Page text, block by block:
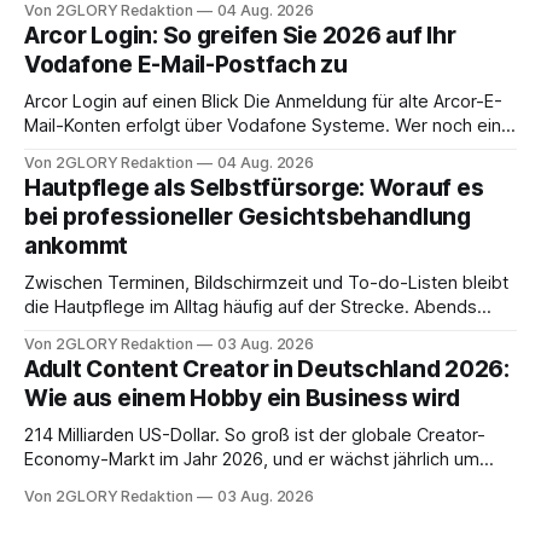
abwesenheiten und die gesamte kommunikation rund um
Ihr personal digital zu organisieren. In diesem Leitfaden
erfahren Sie alles, was Sie für einen reibungslosen Einstieg
brauchen, von der Registrierung
Von 2GLORY Redaktion 04 Aug. 2026
Arcor Login: So greifen Sie 2026 auf Ihr
Vodafone E-Mail-Postfach zu
Arcor Login auf einen Blick Die Anmeldung für alte Arcor-E-
Mail-Konten erfolgt über Vodafone Systeme. Wer noch eine
besitzt, loggt sich heute über das Vodafone E-Mail & Cloud
Portal ein. Der klassische Arcor Login über mail.
Von 2GLORY Redaktion 04 Aug. 2026
Hautpflege als Selbstfürsorge: Worauf es
bei professioneller Gesichtsbehandlung
ankommt
Zwischen Terminen, Bildschirmzeit und To-do-Listen bleibt
die Hautpflege im Alltag häufig auf der Strecke. Abends
Drogerie – mehr ist zeitlich oft nicht drin. Dabei reagiert die
Haut empfindlich auf Stress, Schlafmangel und
Umwelteinflüsse: Sie wirkt müde, spannt oder neigt zu
Unreinheiten. Professionelle
Von 2GLORY Redaktion 03 Aug. 2026
Adult Content Creator in Deutschland 2026:
Wie aus einem Hobby ein Business wird
214 Milliarden US-Dollar. So groß ist der globale Creator-
Economy-Markt im Jahr 2026, und er wächst jährlich um
ist längst ein ernstzunehmender Wirtschaftszweig. Weltweit
Von 2GLORY Redaktion 03 Aug. 2026